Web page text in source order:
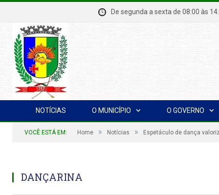
De segunda a sexta de 08:00
NOTÍCIAS O MUNICÍPIO O GOVERNO
VOCÊ ESTÁ EM: Home » Notícias » Espetáculo de dança
DANÇARINA